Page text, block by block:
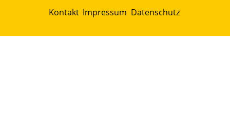
Kontakt Impressum Datenschutz